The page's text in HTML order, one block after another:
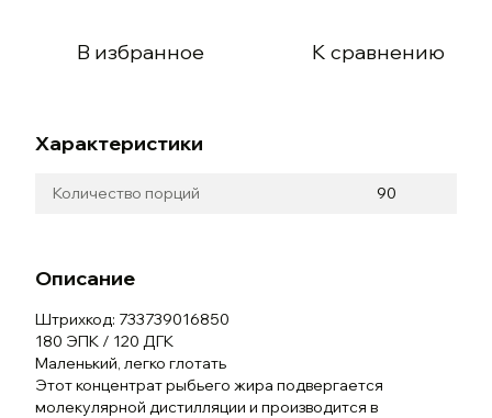
В избранное К сравнению
Характеристики
Количество порций 90
Описание
Штрихкод: 733739016850
180 ЭПК / 120 ДГК
Маленький, легко глотать
Этот концентрат рыбьего жира подвергается
молекулярной дистилляции и производится в